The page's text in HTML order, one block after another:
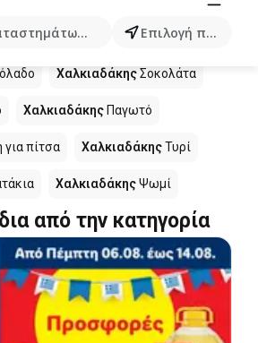
κατηγοριών, προϊόντων...
Επιλογή πόλης
στα καταστήματα
ΧαλκιαδάκηςΣοκολάτα
Χαλκιαδάκης Παγωτό
για πίτσα ΧαλκιαδάκηςΤυρί
ΧαλκιαδάκηςΨωμί
από την κατηγορία